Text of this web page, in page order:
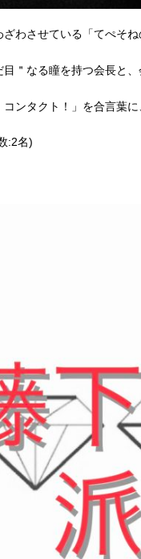
ざわさせている「てぺそ
目＂なる瞳を持つ会長と
コンタクト！」を合言葉
:2名)